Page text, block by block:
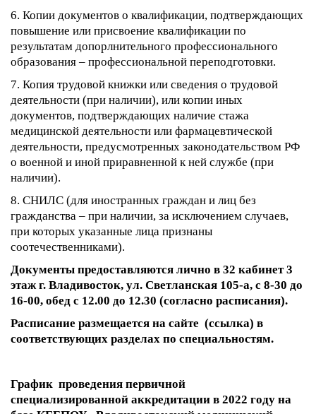
6. Копии документов о квалификации, подтверждающих
повышение или присвоение квалификации по
результатам допорлнительного профессионального
образования – профессиональной переподготовки.
7. Копия трудовой книжки или сведения о трудовой
деятельности (при наличии), или копии иных
документов, подтверждающих наличие стажа
медицинской деятельности или фармацевтической
деятельности, предусмотренных законодательством РФ
о военной и иной приравненной к ней службе (при
наличии).
8. СНИЛС (для иностранных граждан и лиц без
гражданства – при наличии, за исключением случаев,
при которых указанные лица признаны
соотечественниками).
Документы предоставляются лично в 32 кабинет 3
этаж г. Владивосток, ул. Светланская 105-а, с 8-30 до
16-00, обед с 12.00 до 12.30 (согласно расписания).
Расписание размещается на сайте (ссылка) в
соответствующих разделах по специальностям.
График проведения первичной
специализированной аккредитации в 2022 году на